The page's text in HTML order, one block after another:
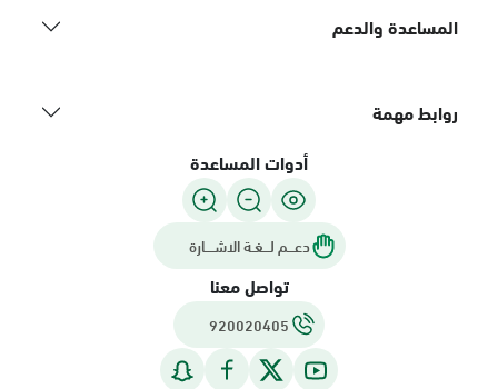
المساعدة والدعم
روابط مهمة
أدوات المساعدة
دعـــم لـــغـة الاشــــارة
تواصل معنا
920020405